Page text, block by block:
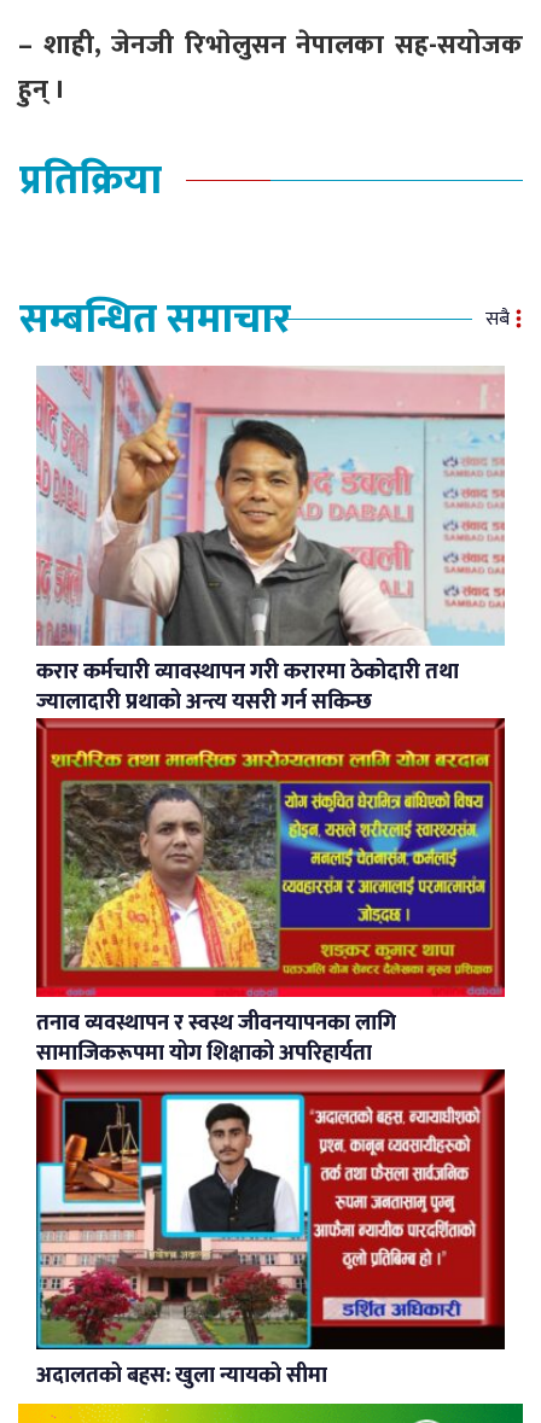
– शाही, जेनजी रिभाेलुसन नेपालका सह-सयोजक
हुन् ।
प्रतिक्रिया
सम्बन्धित समाचार सबै
करार कर्मचारी व्यावस्थापन गरी करारमा ठेकोदारी तथा
ज्यालादारी प्रथाको अन्त्य यसरी गर्न सकिन्छ
​तनाव व्यवस्थापन र स्वस्थ जीवनयापनका लागि
सामाजिकरूपमा योग शिक्षाको अपरिहार्यता
अदालतको बहस: खुला न्यायको सीमा